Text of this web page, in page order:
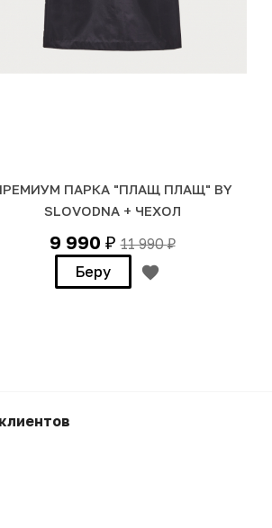
ПАРКА "ПЛАЩ ПЛАЩ" BY
SLOVODNA + ЧЕХОЛ
9 990 ₽ 11 990₽
Беру